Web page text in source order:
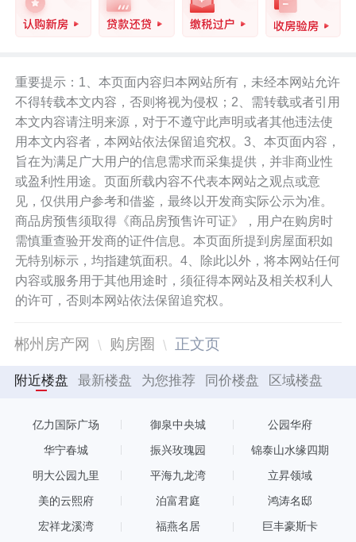
重要提示：1、本页面内容归本网站所有，未经本网站允许
不得转载本文内容，否则将视为侵权；2、需转载或者引用
本文内容请注明来源，对于不遵守此声明或者其他违法使
用本文内容者，本网站依法保留追究权。3、本页面内容，
旨在为满足广大用户的信息需求而采集提供，并非商业性
或盈利性用途。页面所载内容不代表本网站之观点或意
见，仅供用户参考和借鉴，最终以开发商实际公示为准。
商品房预售须取得《商品房预售许可证》，用户在购房时
需慎重查验开发商的证件信息。本页面所提到房屋面积如
无特别标示，均指建筑面积。4、除此以外，将本网站任何
内容或服务用于其他用途时，须征得本网站及相关权利人
的许可，否则本网站依法保留追究权。
郴州房产网 购房圈 正文页
附近楼盘 最新楼盘 为您推荐 同价楼盘 区域楼盘
亿力国际广场 御泉中央城 公园华府
华宁春城 振兴玫瑰园 锦泰山水缘四期
明大公园九里 平海九龙湾 立昇领域
美的云熙府 泊富君庭 鸿涛名邸
宏祥龙溪湾 福燕名居 巨丰豪斯卡